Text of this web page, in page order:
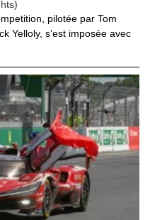
pilotée par Tom
Yelloly, s’est imposée avec